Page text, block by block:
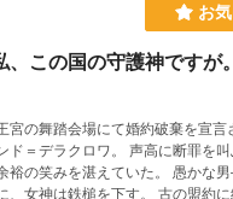
お
この国の守護神ですが。
宮の舞踏会場にて婚約破棄を宣
ド＝デラクロワ。 声高に断罪を
裕の笑みを湛えていた。 愚かな
女神は鉄槌を下す。 古の盟約に縛られた一人の『女性』